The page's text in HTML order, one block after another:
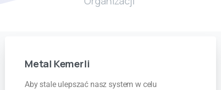
Metal Kemerli
Aby stale ulepszać nasz system w celu